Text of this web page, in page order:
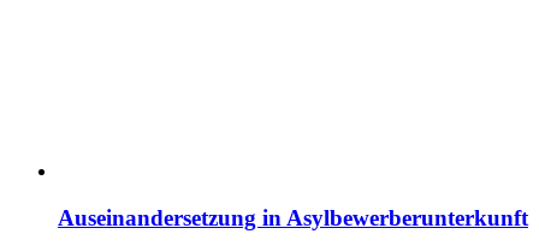
Auseinandersetzung in Asylbewerberunterkunft